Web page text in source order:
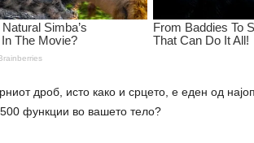
дроб, исто како и срцето, е еден од
функции во вашето тело?